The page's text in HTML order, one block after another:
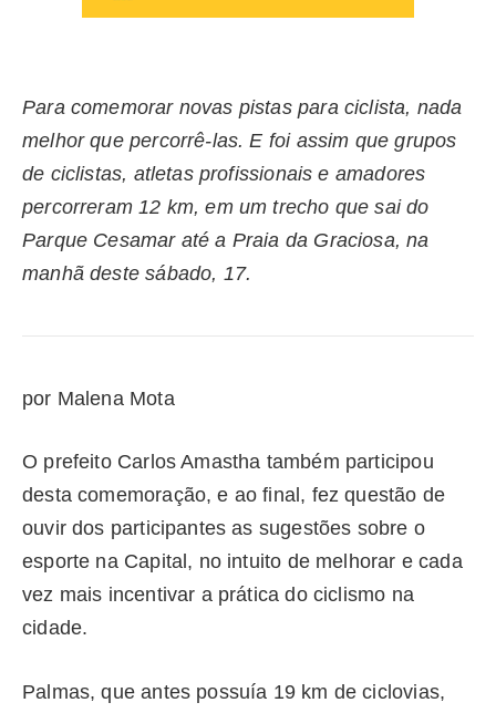
Para comemorar novas pistas para ciclista, nada
melhor que percorrê-las. E foi assim que grupos
de ciclistas, atletas profissionais e amadores
percorreram 12 km, em um trecho que sai do
Parque Cesamar até a Praia da Graciosa, na
manhã deste sábado, 17.
por Malena Mota
O prefeito Carlos Amastha também participou
desta comemoração, e ao final, fez questão de
ouvir dos participantes as sugestões sobre o
esporte na Capital, no intuito de melhorar e cada
vez mais incentivar a prática do ciclismo na
cidade.
Palmas, que antes possuía 19 km de ciclovias,